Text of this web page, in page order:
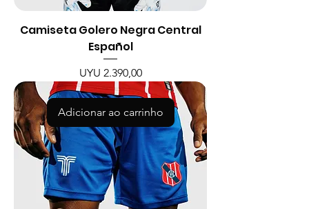
Camiseta Golero Negra Central
Español
Preço
UYU 2.390,00
Adicionar ao carrinho